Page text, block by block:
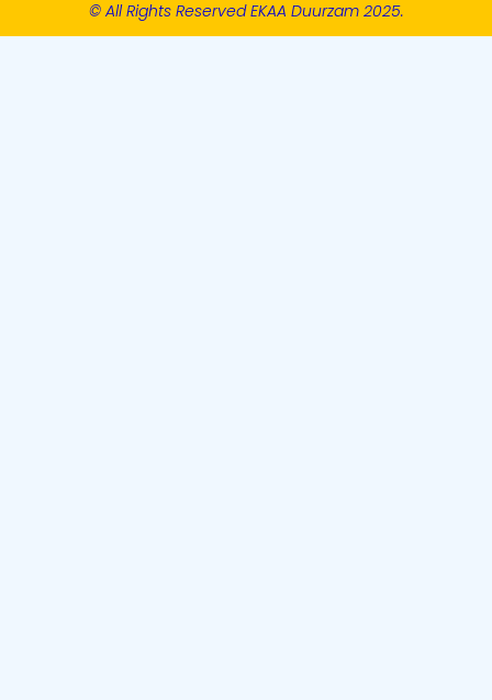
© All Rights Reserved EKAA Duurzam 2025.